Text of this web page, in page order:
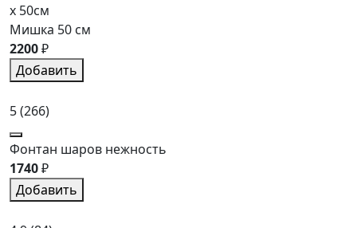
x 50см
Мишка 50 см
2200₽
Добавить
5(266)
Фонтан шаров нежность
1740₽
Добавить